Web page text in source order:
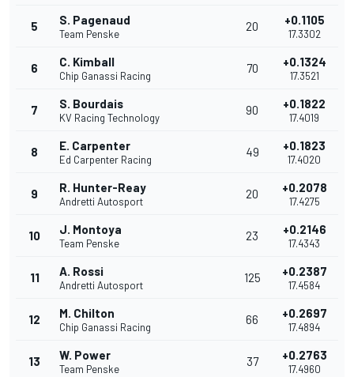
5 S. Pagenaud
Team Penske
20 +0.1105
17.3302
6 C. Kimball
Chip Ganassi Racing
70 +0.1324
17.3521
7 S. Bourdais
KV Racing Technology
90 +0.1822
17.4019
8 E. Carpenter
Ed Carpenter Racing
49 +0.1823
17.4020
9 R. Hunter-Reay
Andretti Autosport
20 +0.2078
17.4275
10 J. Montoya
Team Penske
23 +0.2146
17.4343
11 A. Rossi
Andretti Autosport
125 +0.2387
17.4584
12 M. Chilton
Chip Ganassi Racing
66 +0.2697
17.4894
13 W. Power
Team Penske
37 +0.2763
17.4960